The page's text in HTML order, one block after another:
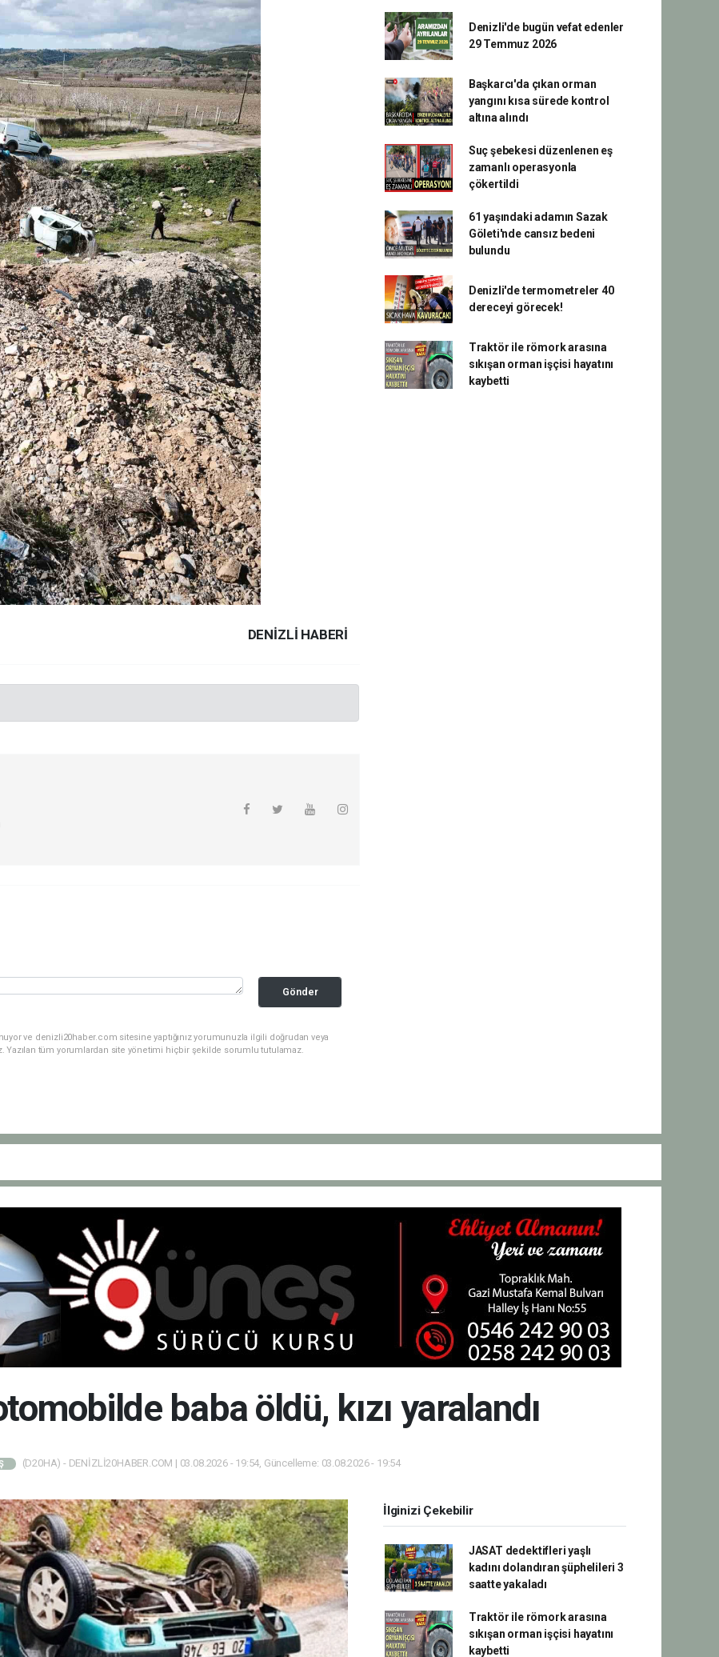
DENIZLI HABERİ
Gönder
ve denizli20haber.com sitesine yaptığınız yorumunuzla ilgili doğrudan veya
Yazılan tüm yorumlardan site yönetimi hiçbir şekilde sorumlu tutulamaz.
Denizli'de bugün vefat edenler
29 Temmuz 2026
Başkarcı'da çıkan orman
yangını kısa sürede kontrol
altına alındı
Suç şebekesi düzenlenen eş
zamanlı operasyonla
çökertildi
61 yaşındaki adamın Sazak
Göleti'nde cansız bedeni
bulundu
Denizli'de termometreler 40
dereceyi görecek!
Traktör ile römork arasına
sıkışan orman işçisi hayatını
kaybetti
baba öldü, kızı yaralandı
(D20HA) - DENİZLİ20HABER.COM | 03.08.2026 - 19:54, Güncelleme: 03.08.2026 - 19:54
İlginizi Çekebilir
JASAT dedektifleri yaşlı
kadını dolandıran şüphelileri 3
saatte yakaladı
Traktör ile römork arasına
sıkışan orman işçisi hayatını
kaybetti